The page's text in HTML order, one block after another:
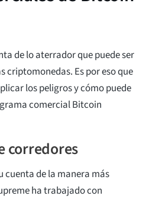
de lo aterrador que puede ser
criptomonedas. Es por eso que
los peligros y cómo puede
comercial Bitcoin
corredores
cuenta de la manera más
ha trabajado con